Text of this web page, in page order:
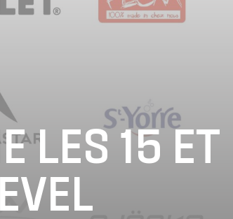
LES 15 ET